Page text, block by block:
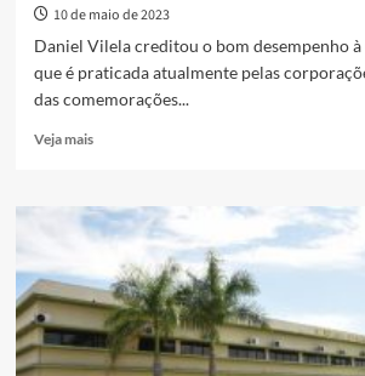
10 de maio de 2023
Daniel Vilela creditou o bom desempenho
que é praticada atualmente pelas
das comemorações...
Veja maisRead
Daniel
Vilela
preparo
das
forças
de
segurança